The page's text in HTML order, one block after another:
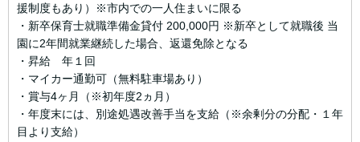
援制度もあり）※市内での一人住まいに限る
・新卒保育士就職準備金貸付 200,000円 ※新卒として就職後 当
園に2年間就業継続した場合、返還免除となる
・昇給 年１回
・マイカー通勤可（無料駐車場あり）
・賞与4ヶ月（※初年度2ヵ月）
・年度末には、別途処遇改善手当を支給（※余剰分の分配・１年
目より支給）